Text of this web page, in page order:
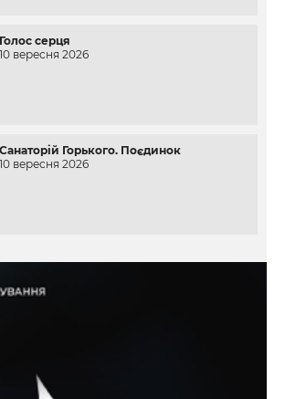
Голос серця
10 вересня 2026
Санаторій Горького. Поєдинок
10 вересня 2026